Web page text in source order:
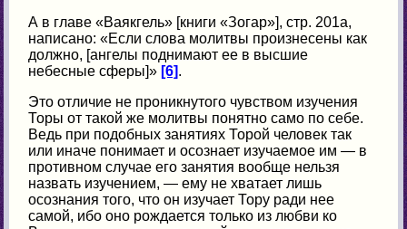
А в главе «Ваякгель» [книги «Зогар»], стр. 201а,
написано: «Если слова молитвы произнесены как
должно, [ангелы поднимают ее в высшие
небесные сферы]» [6].
Это отличие не проникнутого чувством изучения
Торы от такой же молитвы понятно само по себе.
Ведь при подобных занятиях Торой человек так
или иначе понимает и осознает изучаемое им — в
противном случае его занятия вообще нельзя
назвать изучением, — ему не хватает лишь
осознания того, что он изучает Тору ради нее
самой, ибо оно рождается только из любви ко